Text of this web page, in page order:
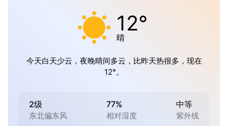
12°
晴
今天白天少云，夜晚晴间多云，比昨天热很多，现在
12°。
2级
东北偏东风
77%
相对湿度
中等
紫外线